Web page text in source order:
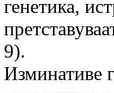
генетика,
9).
Изминативе